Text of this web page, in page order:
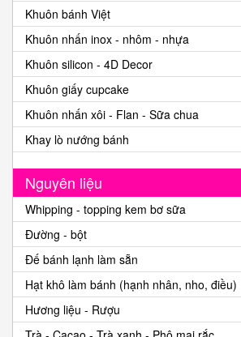
Khuôn bánh Việt
Khuôn nhấn inox - nhôm - nhựa
Khuôn silicon - 4D Decor
Khuôn giấy cupcake
Khuôn nhấn xôi - Flan - Sữa chua
Khay lò nướng bánh
Nguyên liệu
Whipping - topping kem bơ sữa
Đường - bột
Đế bánh lạnh làm sẵn
Hạt khô làm bánh (hạnh nhân, nho, điều)
Hương liệu - Rượu